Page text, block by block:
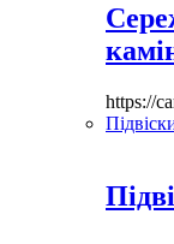
https://